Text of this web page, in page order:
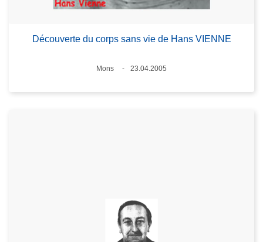
Découverte du corps sans vie de Hans VIENNE
Lieux
Mons
23.04.2005